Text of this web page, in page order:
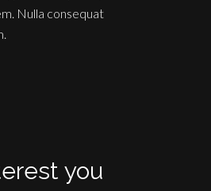
Nulla consequat
you